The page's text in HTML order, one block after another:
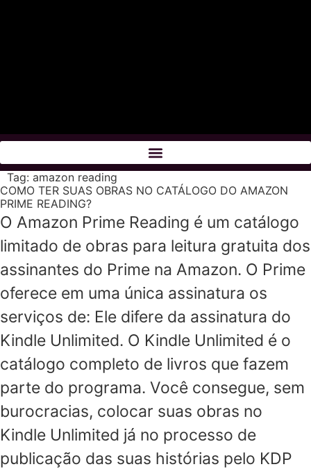
Tag: amazon reading
COMO TER SUAS OBRAS NO CATÁLOGO DO AMAZON
PRIME READING?
O Amazon Prime Reading é um catálogo
limitado de obras para leitura gratuita dos
assinantes do Prime na Amazon. O Prime
oferece em uma única assinatura os
serviços de: Ele difere da assinatura do
Kindle Unlimited. O Kindle Unlimited é o
catálogo completo de livros que fazem
parte do programa. Você consegue, sem
burocracias, colocar suas obras no
Kindle Unlimited já no processo de
publicação das suas histórias pelo KDP